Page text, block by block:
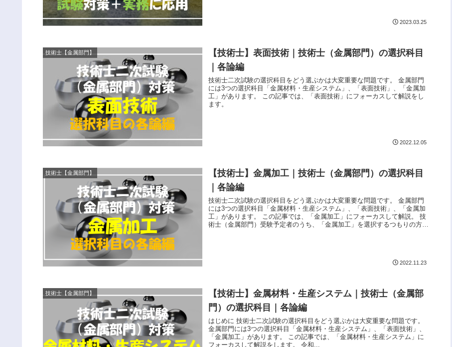
2023.03.25
技術士【金属部門】
【技術士】表面技術｜技術士（金属部門）の選択科目
｜各論編
技術士二次試験の選択科目をどう選ぶかは大変重要な問題です。 金属部門
には3つの選択科目「金属材料・生産システム」、「表面技術」、「金属加
工」があります。 この記事では、「表面技術」にフォーカスして解説をし
ます。
2022.12.05
技術士【金属部門】
【技術士】金属加工｜技術士（金属部門）の選択科目
｜各論編
技術士二次試験の選択科目をどう選ぶかは大変重要な問題です。 金属部門
には3つの選択科目「金属材料・生産システム」、「表面技術」、「金属加
工」があります。 この記事では、「金属加工」にフォーカスして解説。 技
術士（金属部門）受験予定者のうち、「金属加工」を選択するつもりの方は
2022.11.23
技術士【金属部門】
【技術士】金属材料・生産システム｜技術士（金属部
門）の選択科目｜各論編
はじめに 技術士二次試験の選択科目をどう選ぶかは大変重要な問題です。
金属部門には3つの選択科目「金属材料・生産システム」、「表面技術」、
「金属加工」があります。 この記事では、「金属材料・生産システム」に
フォーカスして解説をします。 令和...